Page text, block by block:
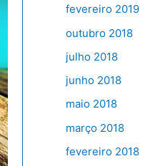
fevereiro 2019
outubro 2018
julho 2018
junho 2018
maio 2018
março 2018
fevereiro 2018